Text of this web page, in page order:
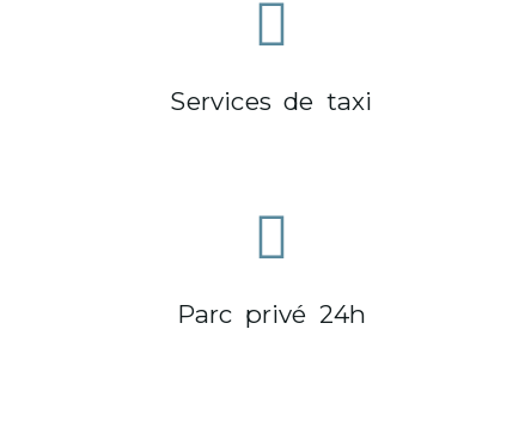
Services de taxi
Parc privé 24h